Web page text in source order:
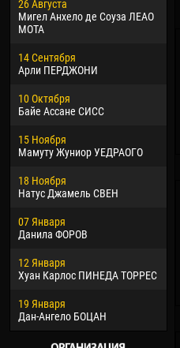
26 Августа
Мигел Анхело де Соуза ЛЕАО
МОТА
14 Сентября
Арли ПЕРДЖОНИ
10 Октября
Байе Ассане СИСС
15 Ноября
Мамуту Жуниор УЕДРАОГО
18 Ноября
Натус Джамель СВЕН
07 Января
Данила ФОРОВ
12 Января
Хуан Карлос ПИНЕДА ТОРРЕС
19 Января
Дан-Ангело БОЦАН